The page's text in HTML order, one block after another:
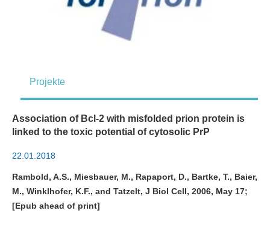
Projekte
Association of Bcl-2 with misfolded prion protein is
linked to the toxic potential of cytosolic PrP
22.01.2018
Rambold, A.S., Miesbauer, M., Rapaport, D., Bartke, T., Baier,
M., Winklhofer, K.F., and Tatzelt, J Biol Cell, 2006, May 17;
[Epub ahead of print]